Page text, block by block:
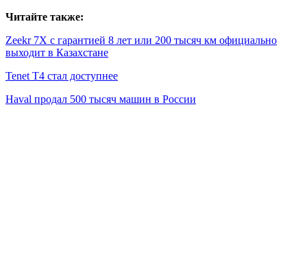
Читайте также:
Zeekr 7X с гарантией 8 лет или 200 тысяч км официально
выходит в Казахстане
Tenet T4 стал доступнее
Haval продал 500 тысяч машин в России